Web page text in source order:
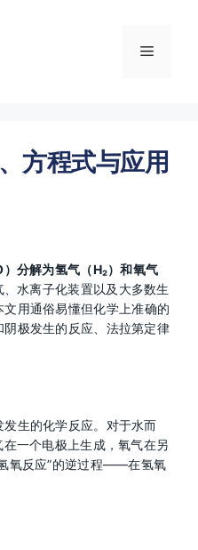
菜
方程式与应用
分解为氢气（H₂）和氧气
、水离子化装置以及大多数生
用通俗易懂但化学上准确的
极发生的反应、法拉第定律
生的化学反应。对于水而
一个电极上生成，氧气在另
氧反应”的逆过程——在氢氧